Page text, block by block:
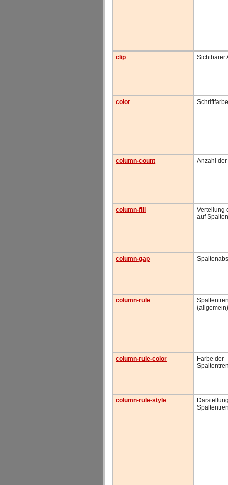
clip Sichtbarer
color
column-count Anzahl
column-fill
Verteilung
auf
column-gap
column-rule
column-rule-color
Farbe der
column-rule-style